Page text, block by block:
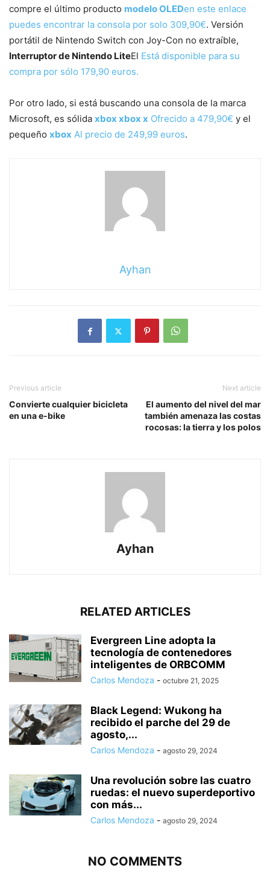
compre el último producto modelo OLEDen este enlace
puedes encontrar la consola por solo 309,90€. Versión
portátil de Nintendo Switch con Joy-Con no extraíble,
Interruptor de Nintendo LiteEl Está disponible para su
compra por sólo 179,90 euros.
Por otro lado, si está buscando una consola de la marca
Microsoft, es sólida xbox xbox x Ofrecido a 479,90€ y el
pequeño xbox Al precio de 249,99 euros.
Ayhan
Previous article
Convierte cualquier bicicleta
en una e-bike
Next article
El aumento del nivel del mar
también amenaza las costas
rocosas: la tierra y los polos
Ayhan
RELATED ARTICLES
Evergreen Line adopta la
tecnología de contenedores
inteligentes de ORBCOMM
Carlos Mendoza - octubre 21, 2025
Black Legend: Wukong ha
recibido el parche del 29 de
agosto,...
Carlos Mendoza - agosto 29, 2024
Una revolución sobre las cuatro
ruedas: el nuevo superdeportivo
con más...
Carlos Mendoza - agosto 29, 2024
NO COMMENTS